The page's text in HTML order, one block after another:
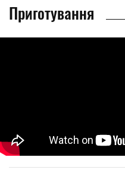
Приготування